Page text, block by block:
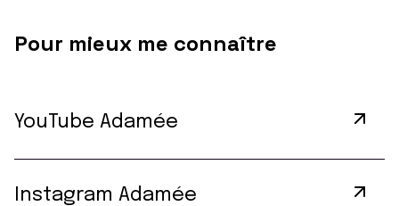
Pour mieux me connaître
YouTube Adamée
Instagram Adamée